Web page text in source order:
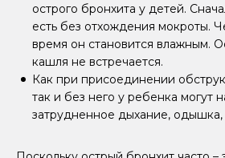
острого бронхита у детей.
есть без отхождения мокроты.
время он становится влажным.
кашля не встречается.
Как при присоединении
так и без него у ребенка могут
затрудненное дыхание, одышка,